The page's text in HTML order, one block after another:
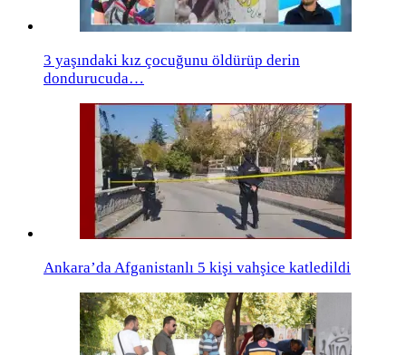
3 yaşındaki kız çocuğunu öldürüp derin
dondurucuda…
Ankara’da Afganistanlı 5 kişi vahşice katledildi